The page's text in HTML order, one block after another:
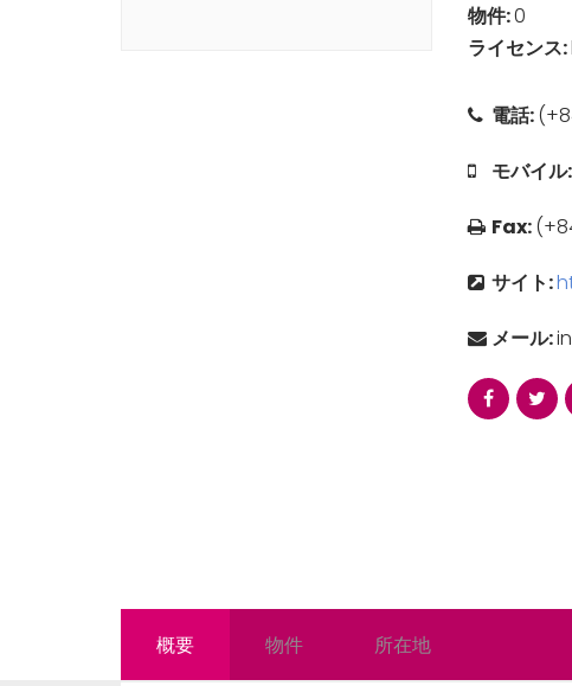
物件:0
ライセンス:
電話:
モバイル:
Fax:
サイト:
メール:
概要 物件 所在地